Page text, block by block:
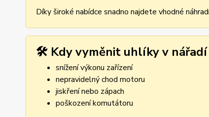
Díky široké nabídce snadno najdete vhodné
🛠️ Kdy vyměnit uhlíky v nářadí
snížení výkonu zařízení
nepravidelný chod motoru
jiskření nebo zápach
poškození komutátoru